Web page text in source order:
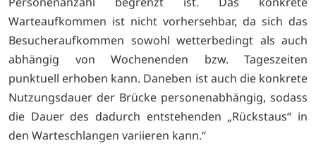
Warteaufkommen ist nicht vorhersehbar, da sich das
Besucheraufkommen sowohl wetterbedingt als auch
abhängig von Wochenenden bzw. Tageszeiten
punktuell erhoben kann. Daneben ist auch die konkrete
Nutzungsdauer der Brücke personenabhängig, sodass
die Dauer des dadurch entstehenden „Rückstaus“ in
den Warteschlangen variieren kann.“